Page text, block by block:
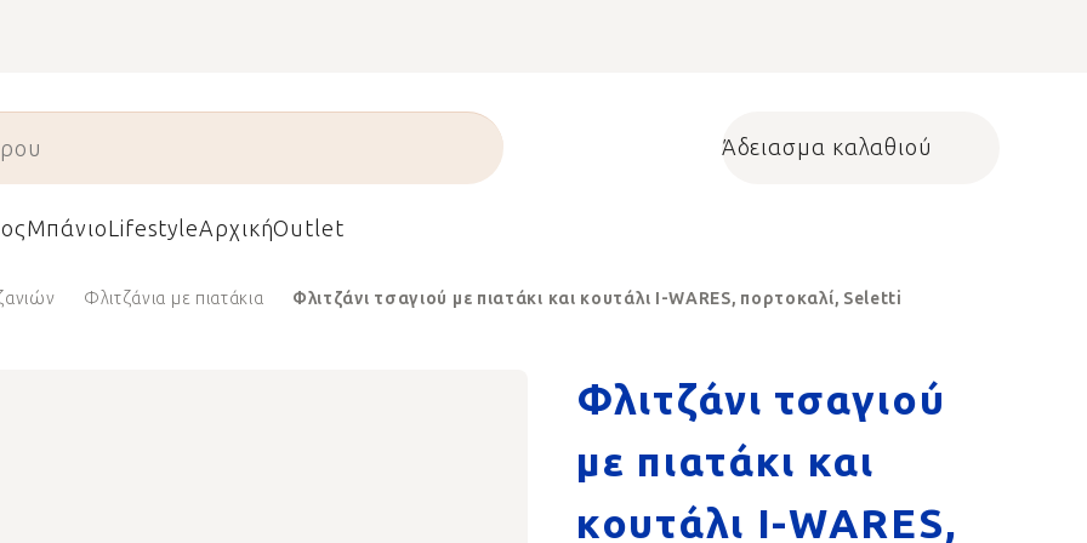
Shopping cart
Άδειασμα καλαθιού
ΜπάνιοLifestyleΑρχικήOutlet
Φλιτζάνια με πιατάκια Φλιτζάνι τσαγιού με πιατάκι και κουτάλι I-WARES, πορτοκαλί, Seletti
Φλιτζάνι τσαγιού
με πιατάκι και
κουτάλι I-WARES,